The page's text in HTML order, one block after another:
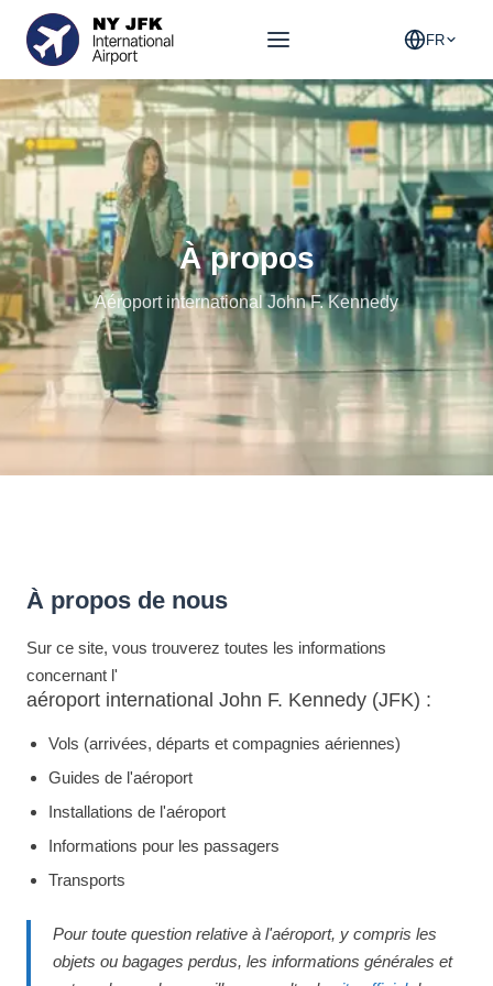
FR
À propos
Aéroport international John F. Kennedy
À propos de nous
Sur ce site, vous trouverez toutes les informations
concernant l'
aéroport international John F. Kennedy (JFK) :
Vols (arrivées, départs et compagnies aériennes)
Guides de l'aéroport
Installations de l'aéroport
Informations pour les passagers
Transports
Pour toute question relative à l'aéroport, y compris les
objets ou bagages perdus, les informations générales et